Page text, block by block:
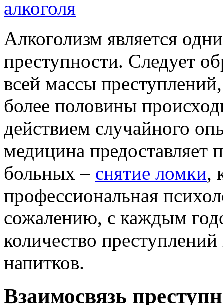
Алкоголизм является
преступности. Следует
всей массы
более половины
действием случайного
медицина предоставляет
больных – снятие ломки,
профессиональная
сожалению, с каждым
количество
напитков.
Взаимосвязь